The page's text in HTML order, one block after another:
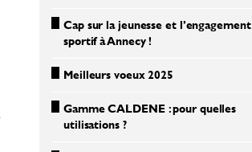
Cap sur la jeunesse et l’engagement
sportif à Annecy !
Meilleurs voeux 2025
Gamme CALDENE : pour quelles
utilisations ?